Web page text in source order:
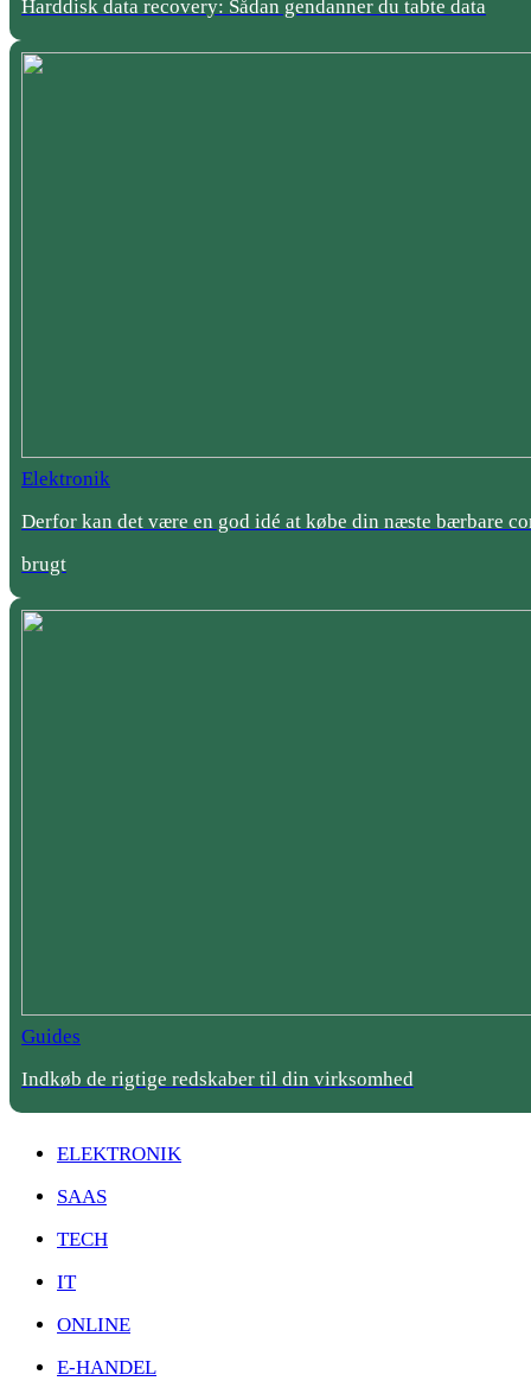
Harddisk data recovery: Sådan gendanner du tabte data
Elektronik
Derfor kan det være en god idé at købe din næste bærbare
brugt
Guides
Indkøb de rigtige redskaber til din virksomhed
ELEKTRONIK
SAAS
TECH
IT
ONLINE
E-HANDEL